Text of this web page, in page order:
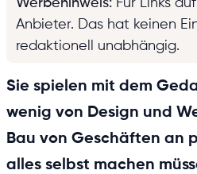
Anbieter. Das hat keinen
redaktionell unabhängig.
Sie spielen mit dem
wenig von Design und
Bau von Geschäften an
alles selbst machen